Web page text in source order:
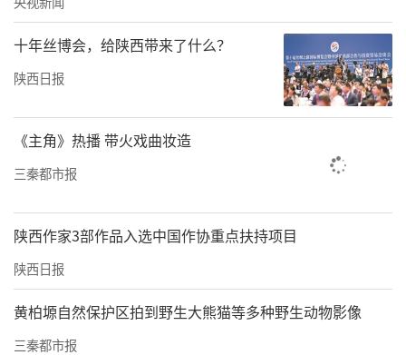
十年丝博会，给陕西带来了什么？
陕西日报
《主角》热播 带火戏曲妆造
三秦都市报
陕西作家3部作品入选中国作协重点扶持项目
陕西日报
黄柏塬自然保护区拍到野生大熊猫等多种野生动物影像
三秦都市报